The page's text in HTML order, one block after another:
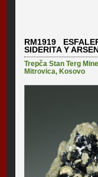
RM1919
SIDERITA Y
Trepča Stan Terg
Mitrovica, Kosovo